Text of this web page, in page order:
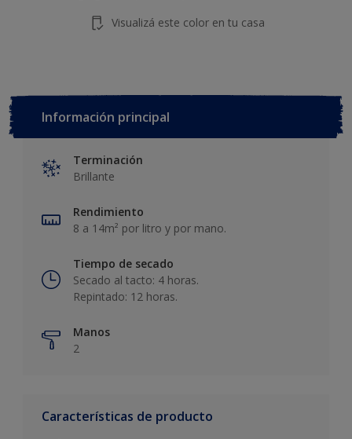
Visualizá este color en tu casa
Información principal
Terminación
Brillante
Rendimiento
8 a 14m² por litro y por mano.
Tiempo de secado
Secado al tacto: 4 horas.
Repintado: 12 horas.
Manos
2
Características de producto